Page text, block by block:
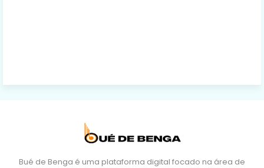
Bué de Benga é uma plataforma digital focado na área de